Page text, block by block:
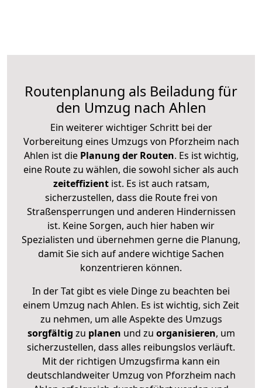
Routenplanung als Beiladung für
den Umzug nach Ahlen
Ein weiterer wichtiger Schritt bei der
Vorbereitung eines Umzugs von Pforzheim nach
Ahlen ist diePlanung der Routen. Es ist wichtig,
eine Route zu wählen, die sowohl sicher als auch
zeiteffizientist. Es ist auch ratsam,
sicherzustellen, dass die Route frei von
Straßensperrungen und anderen Hindernissen
ist. Keine Sorgen, auch hier haben wir
Spezialisten und übernehmen gerne die Planung,
damit Sie sich auf andere wichtige Sachen
konzentrieren können.
In der Tat gibt es viele Dinge zu beachten bei
einem Umzug nach Ahlen. Es ist wichtig, sich Zeit
zu nehmen, um alle Aspekte des Umzugs
sorgfältig zu planen und zu organisieren, um
sicherzustellen, dass alles reibungslos verläuft.
Mit der richtigen Umzugsfirma kann ein
deutschlandweiter Umzug von Pforzheim nach